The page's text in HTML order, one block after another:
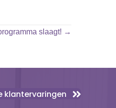
slaagt! →
klantervaringen